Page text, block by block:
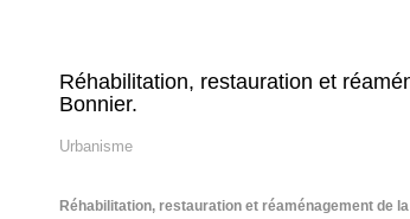
Réhabilitation, restauration et
Bonnier.
Urbanisme
Réhabilitation, restauration et réaménagement de